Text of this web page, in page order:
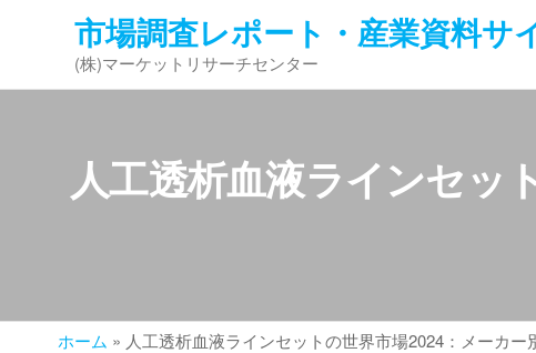
ン
市場調査レポート・産業資料サ
(株)マーケットリサーチセンター
人工透析血液ラインセッ
ホーム » 人工透析血液ラインセットの世界市場2024：メーカ